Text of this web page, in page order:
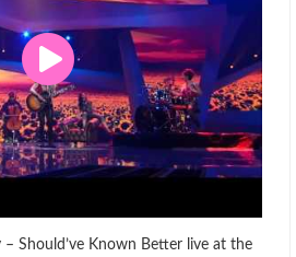
– Should’ve Known Better live at the